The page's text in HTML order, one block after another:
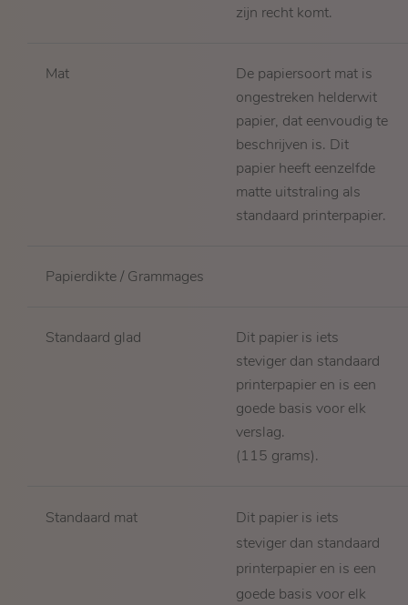
zijn recht komt.
Mat
De papiersoort mat is
ongestreken helderwit
papier, dat eenvoudig te
beschrijven is. Dit
papier heeft eenzelfde
matte uitstraling als
standaard printerpapier.
Papierdikte / Grammages
Standaard glad
Dit papier is iets
steviger dan standaard
printerpapier en is een
goede basis voor elk
verslag.
(115 grams).
Standaard mat
Dit papier is iets
steviger dan standaard
printerpapier en is een
goede basis voor elk